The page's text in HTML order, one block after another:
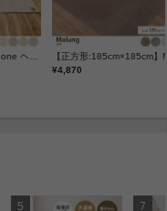
【190cm×190cm】Buone ヘリンボンラグ
¥4,870